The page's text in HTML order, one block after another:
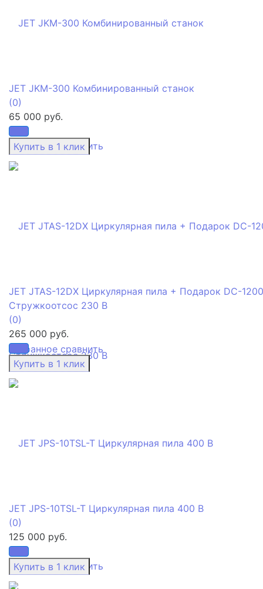
избранное сравнить
JET JKM-300 Комбинированный станок
(0)
65 000 руб.
избранное сравнить
JET JTAS-12DX Циркулярная пила + Подарок DC-1200
Стружкоотсос 230 В
(0)
265 000 руб.
избранное сравнить
JET JPS-10TSL-T Циркулярная пила 400 В
(0)
125 000 руб.